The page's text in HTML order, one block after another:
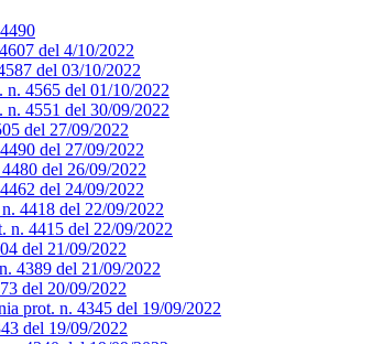
del 4/10/2022
del 03/10/2022
4565 del 01/10/2022
4551 del 30/09/2022
del 27/09/2022
del 27/09/2022
del 26/09/2022
del 24/09/2022
4418 del 22/09/2022
n. 4415 del 22/09/2022
del 21/09/2022
4389 del 21/09/2022
del 20/09/2022
prot. n. 4345 del 19/09/2022
del 19/09/2022